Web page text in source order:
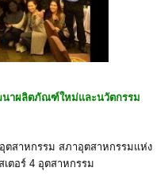
นาผลิตภัณฑ์ใหม่และนวัตกรรม
สาหกรรม สภาอุตสาหกรรมแห่ง
ตอร์ 4 อุตสาหกรรม